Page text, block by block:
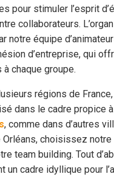
pour stimuler l’esprit
collaborateurs.
notre équipe
d’entreprise, qui
chaque groupe.
régions de
dans le cadre propice à
, comme dans d’autres
choisissez notre
team building. Tout
un cadre idyllique pour